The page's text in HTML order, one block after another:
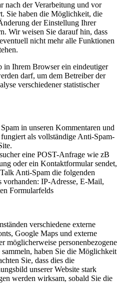
nach der Verarbeitung und vor
Sie haben die Möglichkeit, die
der Einstellung Ihrer
Wir weisen Sie darauf hin, dass
nicht mehr alle Funktionen
in Ihrem Browser ein eindeutiger
darf, um dem Betreiber der
verschiedener statistischer
in unseren Kommentaren und
als vollständige Anti-Spam-
eine POST-Anfrage wie zB
oder ein Kontaktformular sendet,
Anti-Spam die folgenden
vorhanden: IP-Adresse, E-Mail,
Formularfelds
verschiedene externe
Google Maps und externe
möglicherweise personenbezogene
haben Sie die Möglichkeit
Sie, dass dies die
unserer Website stark
werden wirksam, sobald Sie die